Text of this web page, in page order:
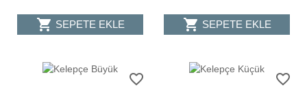
shopping_cart SEPETE EKLE shopping_cart SEPETE EKLE
favorite_border favorite_border